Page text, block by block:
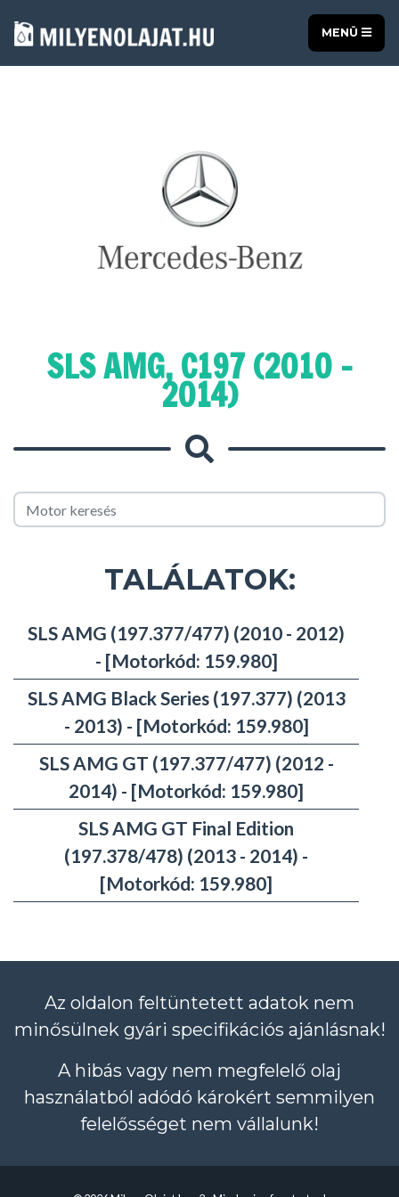
MENÜ
SLS AMG, C197 (2010 -
2014)
TALÁLATOK:
SLS AMG (197.377/477) (2010 - 2012)
- [Motorkód: 159.980]
SLS AMG Black Series (197.377) (2013
- 2013) - [Motorkód: 159.980]
SLS AMG GT (197.377/477) (2012 -
2014) - [Motorkód: 159.980]
SLS AMG GT Final Edition
(197.378/478) (2013 - 2014) -
[Motorkód: 159.980]
Az oldalon feltüntetett adatok nem
minősülnek gyári specifikációs ajánlásnak!
A hibás vagy nem megfelelő olaj
használatból adódó károkért semmilyen
felelősséget nem vállalunk!